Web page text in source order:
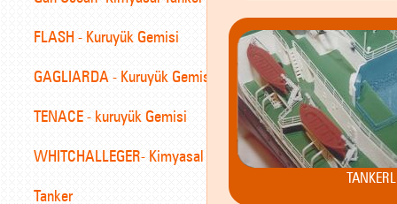
FLASH - Kuruyük Gemisi
GAGLIARDA - Kuruyük Gemisi
TENACE - kuruyük Gemisi
WHITCHALLEGER- Kimyasal
Tanker